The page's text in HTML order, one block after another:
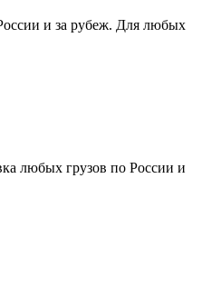
и за рубеж. Для любых
любых грузов по России и